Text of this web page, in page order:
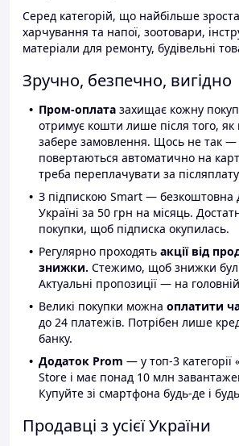
Серед категорій, що найбільше
харчування та напої, зоотовари,
матеріали для ремонту, будівельні
Зручно, безпечно, вигідно
Пром-оплата захищає кожну
отримує кошти лише після того, як
забере замовлення. Щось не так —
повертаються автоматично на
треба переплачувати за
З підпискою Smart — безкоштовна
Україні за 50 грн на місяць.
покупки, щоб підписка окупилась.
Регулярно проходять акції від
знижки. Стежимо, щоб знижки
Актуальні пропозиції — на
Великі покупки можна оплатити
до 24 платежів. Потрібен лише
банку.
Додаток Prom — у топ-3 категорії
Store і має понад 10 млн
Купуйте зі смартфона будь-де і
Продавці з усієї України